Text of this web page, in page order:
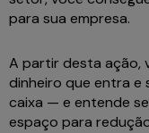
para sua empresa.
A partir desta ação,
dinheiro que entra e
caixa — e entende
espaço para